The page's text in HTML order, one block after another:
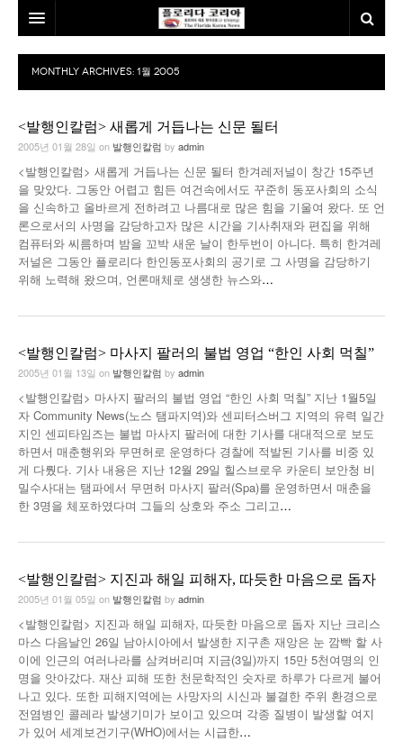
홈
본사소개
뉴스
동포
미국
칼럼
발행인칼럼
김명열칼럼
이명덕칼럼
김선옥칼럼
김원동칼럼
건강
본보특집
100인선/독자광장
100인선
독자광장
여행
인근여행지
낚시/비치
골프
인터뷰/탐방
MONTHLY ARCHIVES: 1월 2005
<발행인칼럼> 새롭게 거듭나는 신문 될터
2005년 01월 28일 on 발행인칼럼 by admin
<발행인칼럼> 새롭게 거듭나는 신문 될터 한겨레저널이 창간 15주년
을 맞았다. 그동안 어렵고 힘든 여건속에서도 꾸준히 동포사회의 소식
을 신속하고 올바르게 전하려고 나름대로 많은 힘을 기울여 왔다. 또 언
론으로서의 사명을 감당하고자 많은 시간을 기사취재와 편집을 위해
컴퓨터와 씨름하며 밤을 꼬박 새운 날이 한두번이 아니다. 특히 한겨레
저널은 그동안 플로리다 한인동포사회의 공기로 그 사명을 감당하기
위해 노력해 왔으며, 언론매체로 생생한 뉴스와…
<발행인칼럼> 마사지 팔러의 불법 영업 “한인 사회 먹칠”
2005년 01월 13일 on 발행인칼럼 by admin
<발행인칼럼> 마사지 팔러의 불법 영업 “한인 사회 먹칠” 지난 1월5일
자 Community News(노스 탬파지역)와 센피터스버그 지역의 유력 일간
지인 센피타임즈는 불법 마사지 팔러에 대한 기사를 대대적으로 보도
하면서 매춘행위와 무면허로 운영하다 경찰에 적발된 기사를 비중 있
게 다뤘다. 기사 내용은 지난 12월 29일 힐스브로우 카운티 보안청 비
밀수사대는 탬파에서 무면허 마사지 팔러(Spa)를 운영하면서 매춘을
한 3명을 체포하였다며 그들의 상호와 주소 그리고…
<발행인칼럼> 지진과 해일 피해자, 따듯한 마음으로 돕자
2005년 01월 05일 on 발행인칼럼 by admin
<발행인칼럼> 지진과 해일 피해자, 따듯한 마음으로 돕자 지난 크리스
마스 다음날인 26일 남아시아에서 발생한 지구촌 재앙은 눈 깜빡 할 사
이에 인근의 여러나라를 삼켜버리며 지금(3일)까지 15만 5천여명의 인
명을 앗아갔다. 재산 피해 또한 천문학적인 숫자로 하루가 다르게 불어
나고 있다. 또한 피해지역에는 사망자의 시신과 불결한 주위 환경으로
전염병인 콜레라 발생기미가 보이고 있으며 각종 질병이 발생할 여지
가 있어 세계보건기구(WHO)에서는 시급한…